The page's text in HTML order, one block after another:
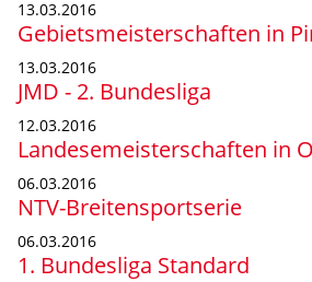
13.03.2016
Gebietsmeisterschaften in
13.03.2016
JMD - 2. Bundesliga
12.03.2016
Landesemeisterschaften in
06.03.2016
NTV-Breitensportserie
06.03.2016
1. Bundesliga Standard